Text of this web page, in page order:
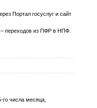
Портал госуслуг и сайт
– переходов из ПФР в НПФ.
числа месяца,